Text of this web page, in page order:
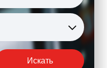
Искать